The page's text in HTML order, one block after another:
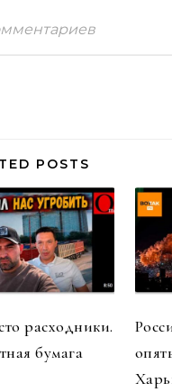
POSTS
расходники.
бумага